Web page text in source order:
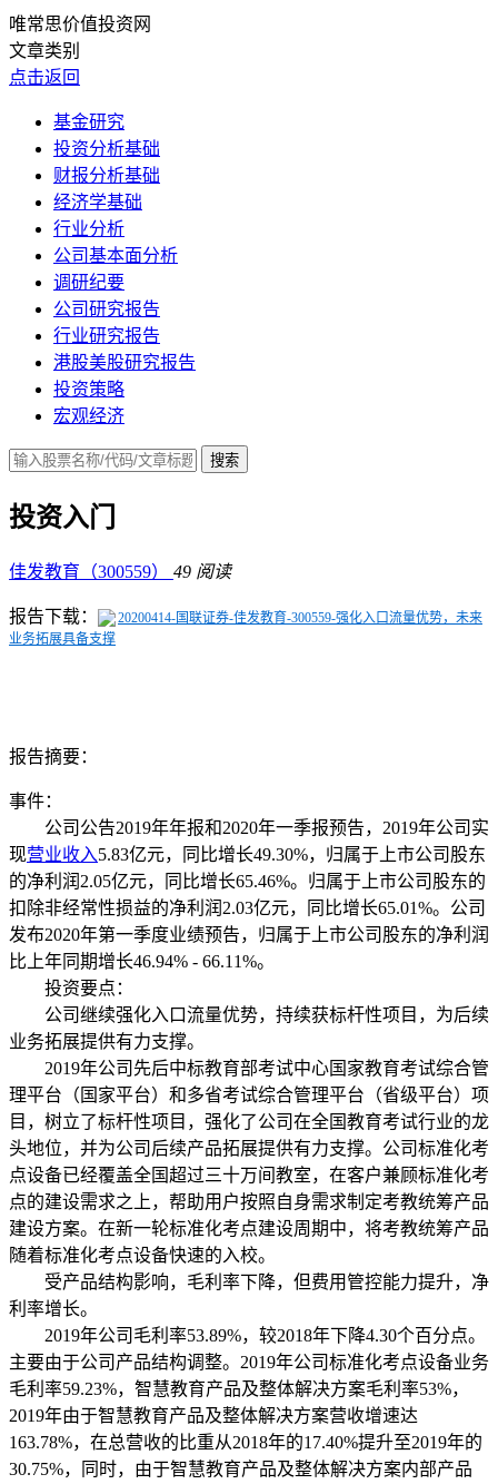
唯常思价值投资网
文章类别
点击返回
基金研究
投资分析基础
财报分析基础
经济学基础
行业分析
公司基本面分析
调研纪要
公司研究报告
行业研究报告
港股美股研究报告
投资策略
宏观经济
投资入门
佳发教育（300559） 49 阅读
报告下载：
20200414-国联证券-佳发教育-300559-强化入口流量优势，未来
业务拓展具备支撑
报告摘要：
事件：
公司公告2019年年报和2020年一季报预告，2019年公司实
现营业收入5.83亿元，同比增长49.30%，归属于上市公司股东
的净利润2.05亿元，同比增长65.46%。 归属于上市公司股东的
扣除非经常性损益的净利润2.03亿元，同比增长65.01%。 公司
发布2020年第一季度业绩预告，归属于上市公司股东的净利润
比上年同期增长46.94% - 66.11%。
投资要点：
公司继续强化入口流量优势，持续获标杆性项目，为后续
业务拓展提供有力支撑。
2019年公司先后中标教育部考试中心国家教育考试综合管
理平台（国家平台）和多省考试综合管理平台（省级平台）项
目，树立了标杆性项目，强化了公司在全国教育考试行业的龙
头地位，并为公司后续产品拓展提供有力支撑。公司标准化考
点设备已经覆盖全国超过三十万间教室，在客户兼顾标准化考
点的建设需求之上，帮助用户按照自身需求制定考教统筹产品
建设方案。在新一轮标准化考点建设周期中，将考教统筹产品
随着标准化考点设备快速的入校。
受产品结构影响，毛利率下降，但费用管控能力提升，净
利率增长。
2019年公司毛利率53.89%，较2018年下降4.30个百分点。
主要由于公司产品结构调整。2019年公司标准化考点设备业务
毛利率59.23%，智慧教育产品及整体解决方案毛利率53%，
2019年由于智慧教育产品及整体解决方案营收增速达
163.78%，在总营收的比重从2018年的17.40%提升至2019年的
30.75%，同时，由于智慧教育产品及整体解决方案内部产品